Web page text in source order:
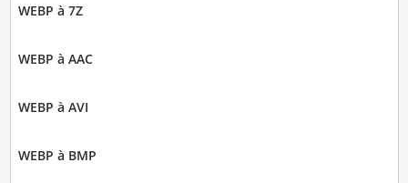
WEBP à 7Z
WEBP à AAC
WEBP à AVI
WEBP à BMP